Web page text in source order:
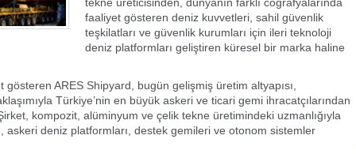
faaliyet gösteren deniz kuvvetleri, sahil güvenlik
teşkilatları ve güvenlik kurumları için ileri teknoloji
deniz platformları geliştiren küresel bir marka haline
ARES Shipyard, bugün gelişmiş üretim altyapısı,
Türkiye’nin en büyük askeri ve ticari gemi ihracatçılarından
kompozit, alüminyum ve çelik tekne üretimindeki uzmanlığıyla
askeri deniz platformları, destek gemileri ve otonom sistemler